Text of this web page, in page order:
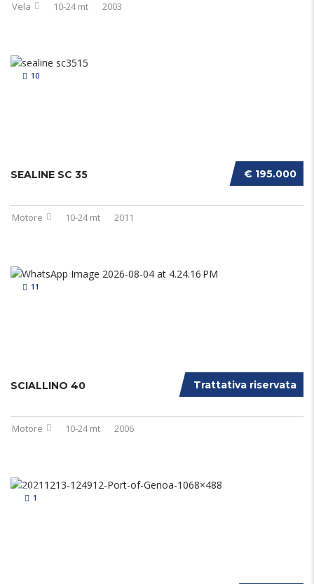
Vela 10-24 mt 2003
10
€ 195.000
SEALINE SC 35
Motore 10-24 mt 2011
11
Trattativa riservata
SCIALLINO 40
Motore 10-24 mt 2006
1